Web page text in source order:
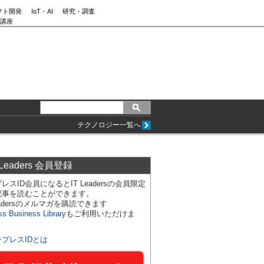
ト開発 IoT・AI
研究・調査
座
テクノロジー一覧へ
会員登録
スID会員になるとIT Leadersの会員限定
を読むことができます。
のメルマガを購読できます
Business Libraryもご利用いただけま
プレスIDとは